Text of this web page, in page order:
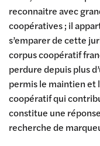
reconnaitre avec
coopératives ; il
s’emparer de cette
corpus coopératif
perdure depuis plus
permis le maintien et
coopératif qui
constitue une
recherche de